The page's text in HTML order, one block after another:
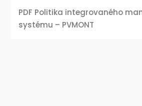
PDF Politika integrovaného
systému – PVMONT